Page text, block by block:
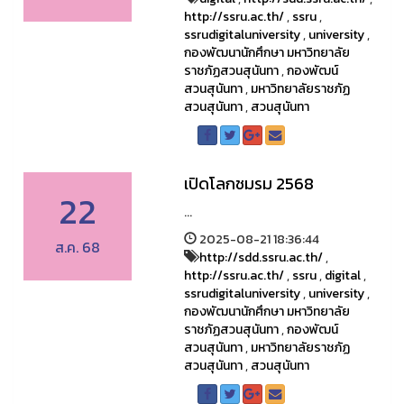
http://ssru.ac.th/,ssru,
ssrudigitaluniversity,university,
กองพัฒนานักศึกษา มหาวิทยาลัย
ราชภัฏสวนสุนันทา,กองพัฒน์
สวนสุนันทา,มหาวิทยาลัยราชภัฏ
สวนสุนันทา,สวนสุนันทา
22
ส.ค. 68
เปิดโลกชมรม 2568
...
2025-08-21 18:36:44
http://sdd.ssru.ac.th/,
http://ssru.ac.th/,ssru,digital,
ssrudigitaluniversity,university,
กองพัฒนานักศึกษา มหาวิทยาลัย
ราชภัฏสวนสุนันทา,กองพัฒน์
สวนสุนันทา,มหาวิทยาลัยราชภัฏ
สวนสุนันทา,สวนสุนันทา